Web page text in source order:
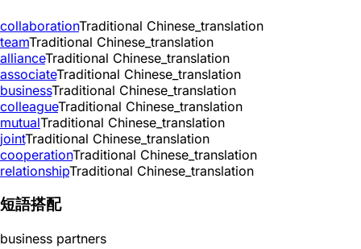
collaborationTraditional Chinese_translation
teamTraditional Chinese_translation
allianceTraditional Chinese_translation
associateTraditional Chinese_translation
businessTraditional Chinese_translation
colleagueTraditional Chinese_translation
mutualTraditional Chinese_translation
jointTraditional Chinese_translation
cooperationTraditional Chinese_translation
relationshipTraditional Chinese_translation
短語搭配
business partners